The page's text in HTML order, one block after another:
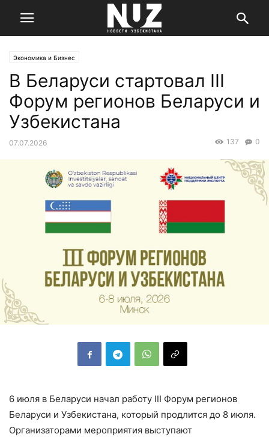
Экономика и Бизнес
В Беларуси стартовал III
Форум регионов Беларуси и
Узбекистана
07.07.2026 0
137
6 июля в Беларуси начал работу III Форум регионов
Беларуси и Узбекистана, который продлится до 8 июля.
Организаторами мероприятия выступают